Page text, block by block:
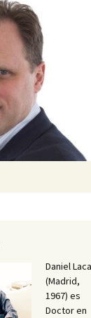
Daniel
(Madrid,
1967) es
Doctor en